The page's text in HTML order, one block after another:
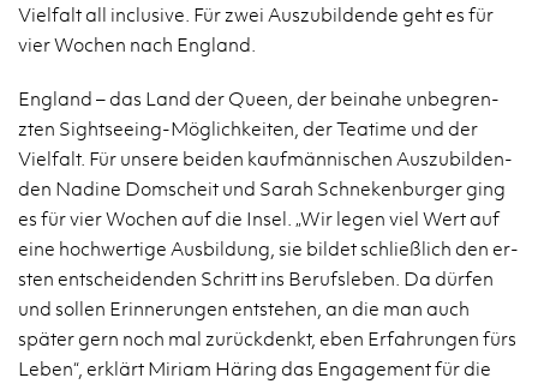
Vielfalt all inclusive. Für zwei Auszubildende geht es für
vier Wochen nach England.
Eng­land – das Land der Queen, der beinahe un­be­gren­
zten Sight­see­ing-Möglichkeiten, der Teatime und der
Vielfalt. Für un­sere bei­den kaufmännis­chen Auszu­bilden­
den Na­dine Dom­scheit und Sarah Schneken­burger ging
es für vier Wochen auf die Insel. „Wir legen viel Wert auf
eine hochw­er­tige Aus­bil­dung, sie bildet schließlich den er­
sten entschei­den­den Schritt ins Beruf­sleben. Da dürfen
und sollen Erin­nerun­gen entste­hen, an die man auch
später gern noch mal zurück­denkt, eben Er­fahrun­gen fürs
Leben“, erklärt Miriam Häring das En­gage­ment für die